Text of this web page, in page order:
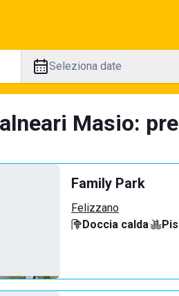
Seleziona date
Masio:
Family Park
Felizzano
Doccia calda·